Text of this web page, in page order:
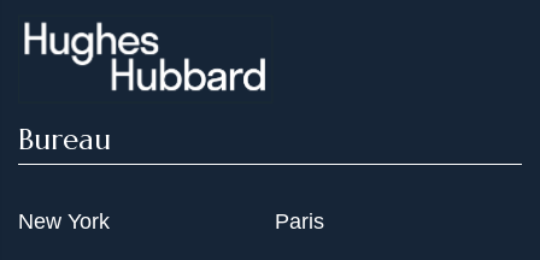
Bureau
New York Paris